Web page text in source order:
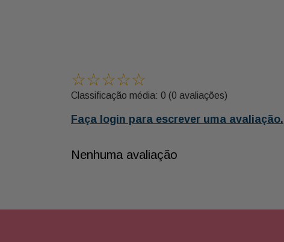
☆☆☆☆☆
Classificação média: 0 (0 avaliações)
Faça login para escrever uma avaliação.
Nenhuma avaliação